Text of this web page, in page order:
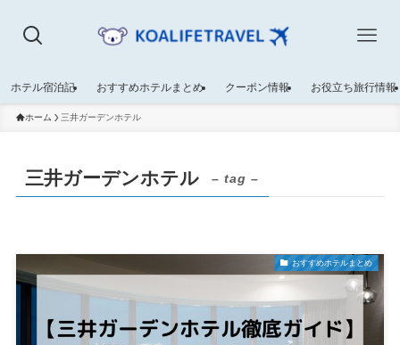
ホテル宿泊記 おすすめホテルまとめ クーポン情報 お役立ち旅行情報
ホーム 三井ガーデンホテル
三井ガーデンホテル – tag –
おすすめホテルまとめ